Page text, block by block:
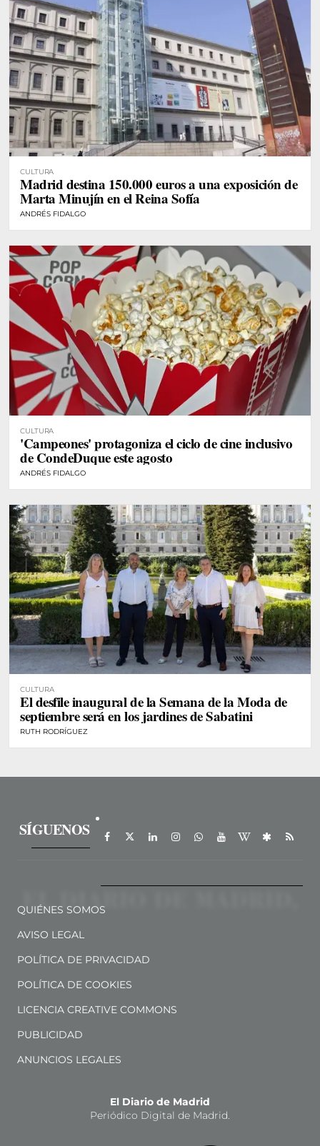
CULTURA
Madrid destina 150.000 euros a una exposición de
Marta Minujín en el Reina Sofía
ANDRÉS FIDALGO
CULTURA
'Campeones' protagoniza el ciclo de cine inclusivo
de CondeDuque este agosto
ANDRÉS FIDALGO
CULTURA
El desfile inaugural de la Semana de la Moda de
septiembre será en los jardines de Sabatini
RUTH RODRÍGUEZ
SÍGUENOS
QUIÉNES SOMOS
AVISO LEGAL
POLÍTICA DE PRIVACIDAD
POLÍTICA DE COOKIES
LICENCIA CREATIVE COMMONS
PUBLICIDAD
ANUNCIOS LEGALES
El Diario de Madrid
Periódico Digital de Madrid.